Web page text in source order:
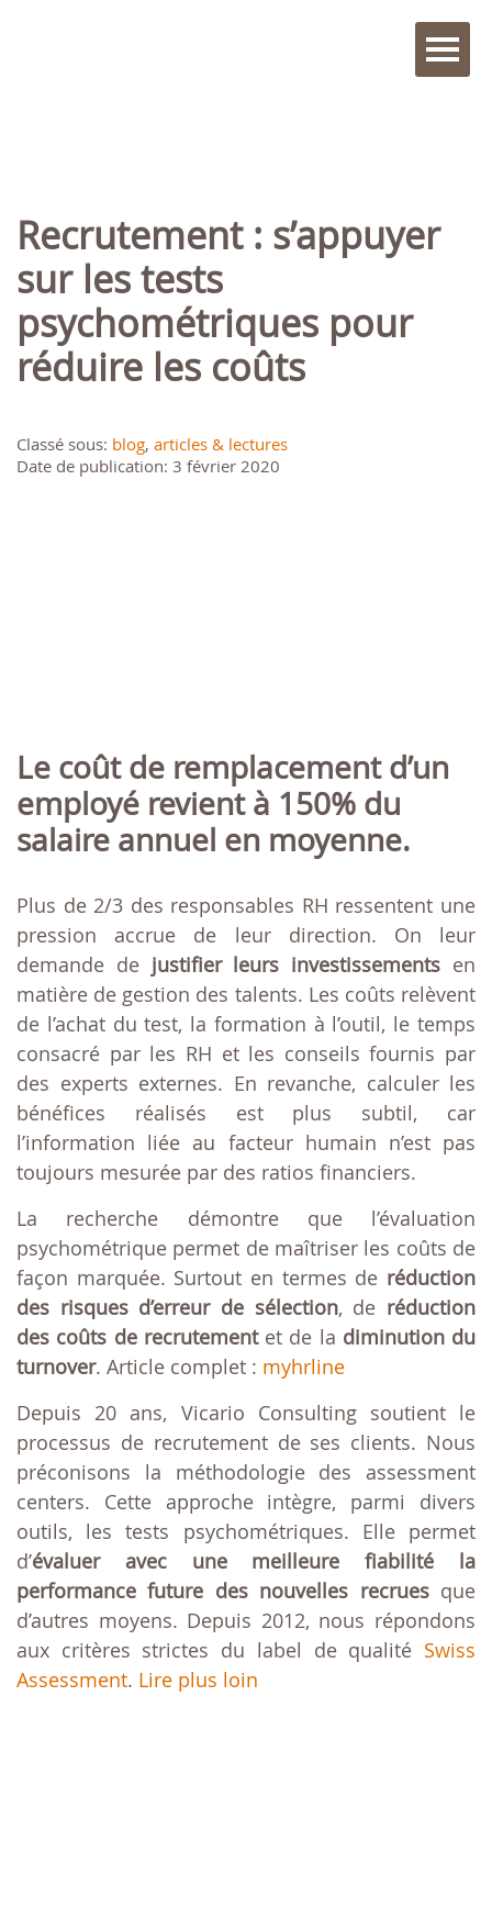
Recrutement : s’appuyer
sur les tests
psychométriques pour
réduire les coûts
Classé sous: blog, articles & lectures
Date de publication: 3 février 2020
Le coût de remplacement d’un
employé revient à 150% du
salaire annuel en moyenne.
Plus de 2/3 des responsables RH ressentent une
pression accrue de leur direction. On leur
demande de justifier leurs investissements en
matière de gestion des talents. Les coûts relèvent
de l’achat du test, la formation à l’outil, le temps
consacré par les RH et les conseils fournis par
des experts externes. En revanche, calculer les
bénéfices réalisés est plus subtil, car
l’information liée au facteur humain n’est pas
toujours mesurée par des ratios financiers.
La recherche démontre que l’évaluation
psychométrique permet de maîtriser les coûts de
façon marquée. Surtout en termes de réduction
des risques d’erreur de sélection, de réduction
des coûts de recrutement et de la diminution du
turnover. Article complet : myhrline
Depuis 20 ans, Vicario Consulting soutient le
processus de recrutement de ses clients. Nous
préconisons la méthodologie des assessment
centers. Cette approche intègre, parmi divers
outils, les tests psychométriques. Elle permet
d’évaluer avec une meilleure fiabilité la
performance future des nouvelles recruesque
d’autres moyens. Depuis 2012, nous répondons
aux critères strictes du label de qualité Swiss
Assessment. Lire plus loin